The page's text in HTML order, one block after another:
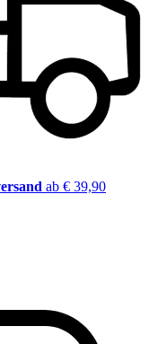
ab € 39,90